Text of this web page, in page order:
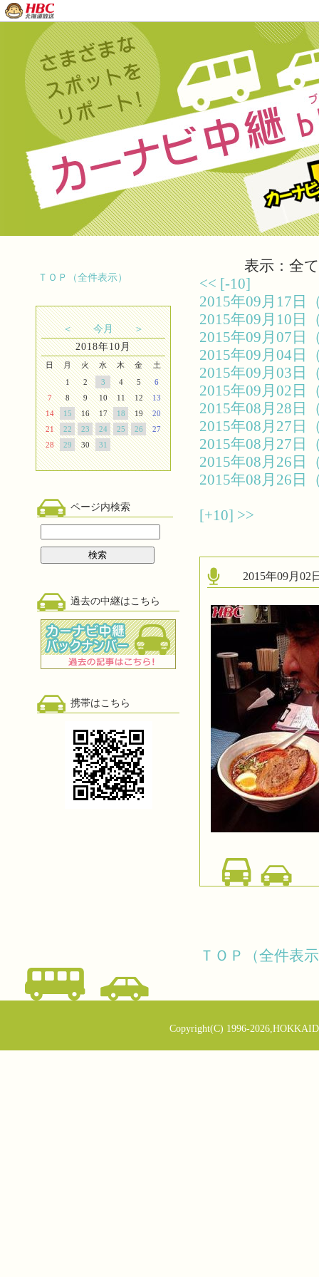
ＴＯＰ（全件表示）
＜ 今月
＞
2018年10月
日 月 火 水 木 金
土
1
2 3 4 5
6
7
8 9 10 11 12
13
14
15 16 17 18 19
20
21
22 23 24 25 26
27
28
29 30 31
ページ内検索
過去の中継はこちら
携帯はこちら
表示：全て
<< [-10]
2015年09月17
2015年09月10
2015年09月07
2015年09月04
2015年09月03
2015年09月02
2015年08月28
2015年08月27
2015年08月27
2015年08月26
2015年08月26
[+10] >>
2015年09月
ＴＯＰ（全件表
Copyright(C) 1996-